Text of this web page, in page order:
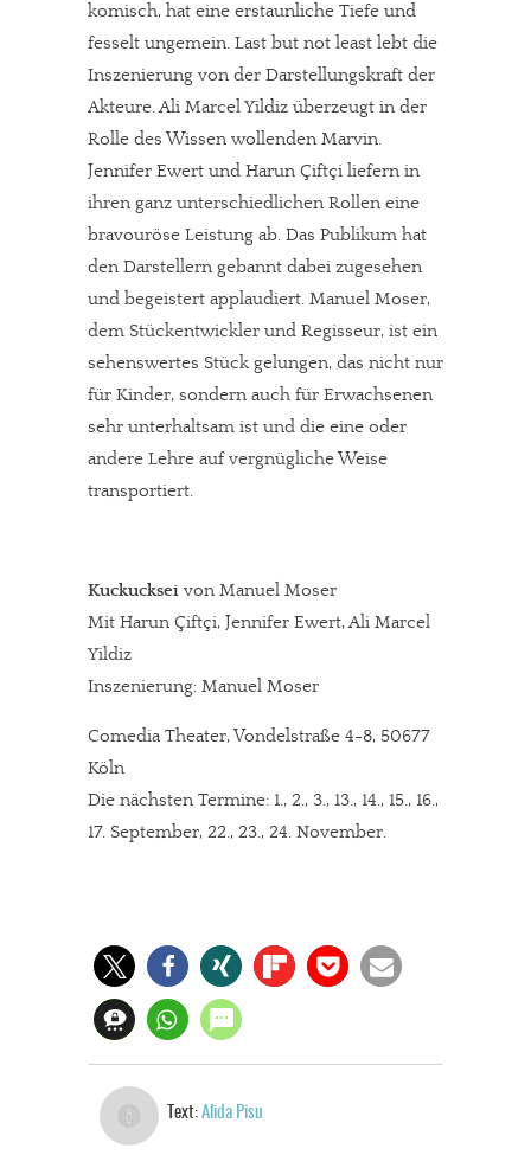
In eigener Sache
Dir gefällt unsere Arbeit?
meinesuedstadt.de finanziert sich durch Partnerprofile und
Werbung. Beide Einnahmequellen sind in den letzten Monaten
stark zurückgegangen.
Solltest Du unsere unabhängige Berichterstattung schätzen,
kannst Du uns mit einer kleinen Spende unterstützen.
Paypal - danke@meinesuedstadt.de
komisch, hat eine erstaunliche Tiefe und
fesselt ungemein. Last but not least lebt die
Inszenierung von der Darstellungskraft der
Akteure. Ali Marcel Yildiz überzeugt in der
Rolle des Wissen wollenden Marvin.
Jennifer Ewert und Harun Çiftçi liefern in
ihren ganz unterschiedlichen Rollen eine
bravouröse Leistung ab. Das Publikum hat
den Darstellern gebannt dabei zugesehen
und begeistert applaudiert. Manuel Moser,
dem Stückentwickler und Regisseur, ist ein
sehenswertes Stück gelungen, das nicht nur
für Kinder, sondern auch für Erwachsenen
sehr unterhaltsam ist und die eine oder
andere Lehre auf vergnügliche Weise
transportiert.
Kuckucksei von Manuel Moser
Mit Harun Çiftçi, Jennifer Ewert, Ali Marcel
Yildiz
Inszenierung: Manuel Moser
Comedia Theater, Vondelstraße 4-8, 50677
Köln
Die nächsten Termine: 1., 2., 3., 13., 14., 15., 16.,
17. September, 22., 23., 24. November.
Text: Alida Pisu